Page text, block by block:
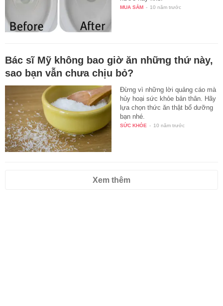
MUA SẮM - 10 năm trước
Bác sĩ Mỹ không bao giờ ăn những thứ này,
sao bạn vẫn chưa chịu bỏ?
Đừng vì những lời quảng cáo mà
hủy hoại sức khỏe bản thân. Hãy
lựa chọn thức ăn thật bổ dưỡng
bạn nhé.
SỨC KHỎE - 10 năm trước
Xem thêm